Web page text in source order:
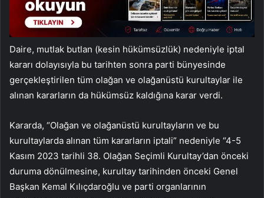
Daire, mutlak butlan (kesin hükümsüzlük) nedeniyle iptal
kararı dolayısıyla bu tarihten sonra parti bünyesinde
gerçekleştirilen tüm olağan ve olağanüstü kurultaylar ile
alınan kararların da hükümsüz kaldığına karar verdi.
Kararda, “Olağan ve olağanüstü kurultayların ve bu
kurultaylarda alınan tüm kararların iptali” nedeniyle “4-5
Kasım 2023 tarihli 38. Olağan Seçimli Kurultay’dan önceki
duruma dönülmesine, kurultay tarihinden önceki Genel
Başkan Kemal Kılıçdaroğlu ve parti organlarının